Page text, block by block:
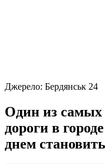
Джерело: Бердянськ 24
Один из самых
дороги в
днем